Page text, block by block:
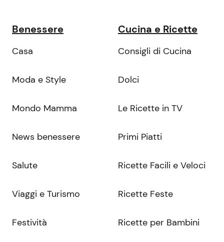
Benessere
Casa
Moda e Style
Mondo Mamma
News benessere
Salute
Viaggi e Turismo
Festività
Cucina e Ricette
Consigli di Cucina
Dolci
Le Ricette in TV
Primi Piatti
Ricette Facili e Veloci
Ricette Feste
Ricette per Bambini